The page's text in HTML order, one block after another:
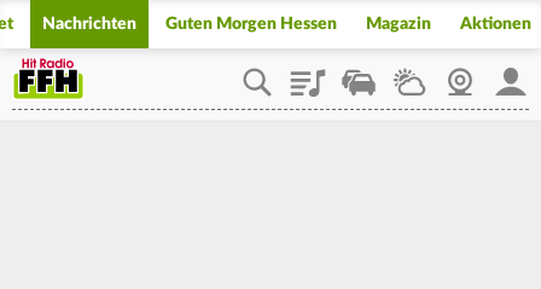
Nachrichten Guten Morgen Hessen Magazin Aktionen
PlaylistStaupilotWetterWebcam